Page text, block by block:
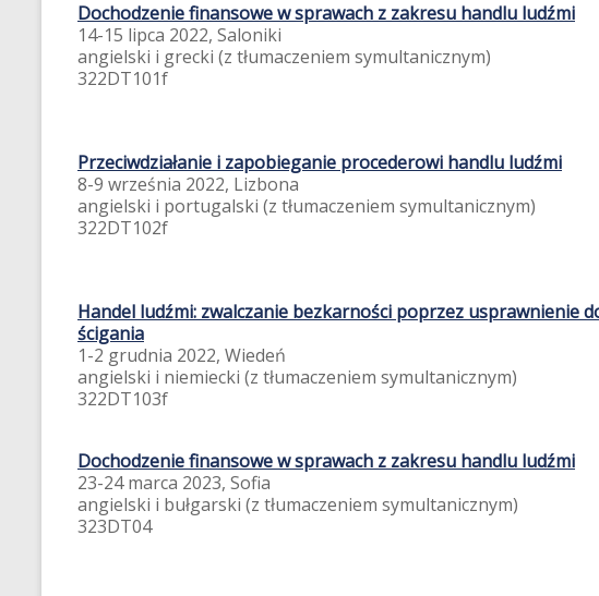
the
financial
business
intensify
preventive
measures
Dochodzenie finansowe w sprawach z zakresu handlu ludźmi
14-15 lipca 2022, Saloniki
angielski i grecki (z tłumaczeniem symultanicznym)
322DT101f
Przeciwdziałanie i zapobieganie procederowi handlu ludźmi
8-9 września 2022, Lizbona
angielski i portugalski (z tłumaczeniem symultanicznym)
322DT102f
Handel ludźmi: zwalczanie bezkarności poprzez usprawnienie
ścigania
1-2 grudnia 2022, Wiedeń
angielski i niemiecki (z tłumaczeniem symultanicznym)
322DT103f
Dochodzenie finansowe w sprawach z zakresu handlu ludźmi
23-24 marca 2023, Sofia
angielski i bułgarski (z tłumaczeniem symultanicznym)
323DT04